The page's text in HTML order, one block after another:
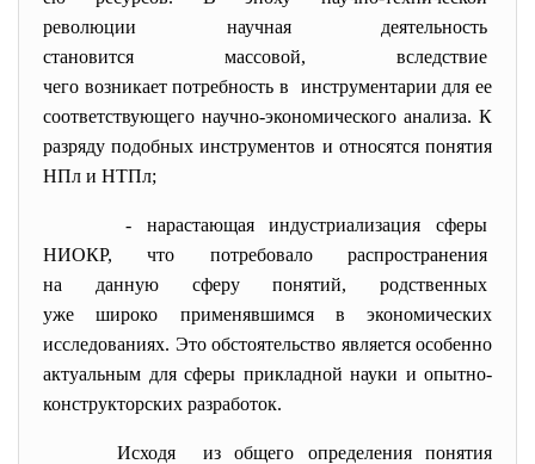
революции научная деятельность
становится массовой, вследствие
чего возникает потребность в инструментарии для ее
соответствующего научно-экономического анализа. К
разряду подобных инструментов и относятся понятия
НПл и НТПл;
- нарастающая индустриализация сферы
НИОКР, что потребовало распространения
на данную сферу понятий, родственных
уже широко применявшимся в экономических
исследованиях. Это обстоятельство является особенно
актуальным для сферы прикладной науки и опытно-
конструкторских разработок.
Исходя из общего определения понятия